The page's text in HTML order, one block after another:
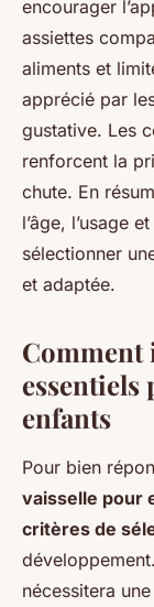
encourager
assiettes
aliments et
apprécié par
gustative. Les
renforcent la
chute. En
l’âge, l’usage
sélectionner
et adaptée.
Comment
essentiels
enfants
Pour bien
vaisselle pour
critères de
nécessitera